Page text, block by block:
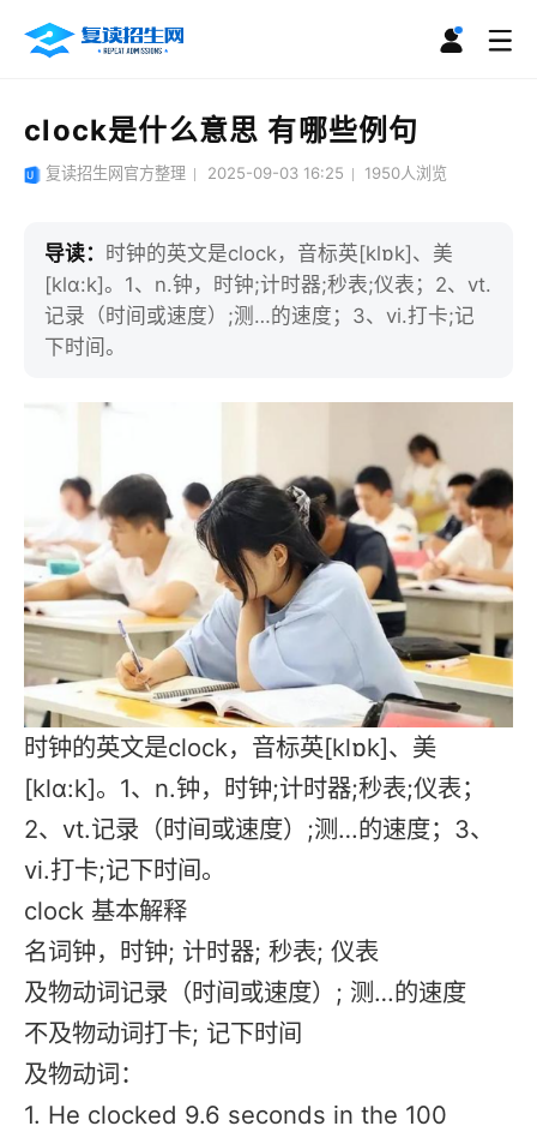
clock是什么意思 有哪些例句
复读招生网官方整理 2025-09-03 16:25 1950人浏览
导读： 时钟的英文是clock，音标英[klɒk]、美
[klɑ:k]。1、n.钟，时钟;计时器;秒表;仪表；2、vt.
记录（时间或速度）;测…的速度；3、vi.打卡;记
下时间。
时钟的英文是clock，音标英[klɒk]、美
[klɑ:k]。1、n.钟，时钟;计时器;秒表;仪表；
2、vt.记录（时间或速度）;测…的速度；3、
vi.打卡;记下时间。
clock 基本解释
名词钟，时钟; 计时器; 秒表; 仪表
及物动词记录（时间或速度）; 测…的速度
不及物动词打卡; 记下时间
及物动词：
1. He clocked 9.6 seconds in the 100